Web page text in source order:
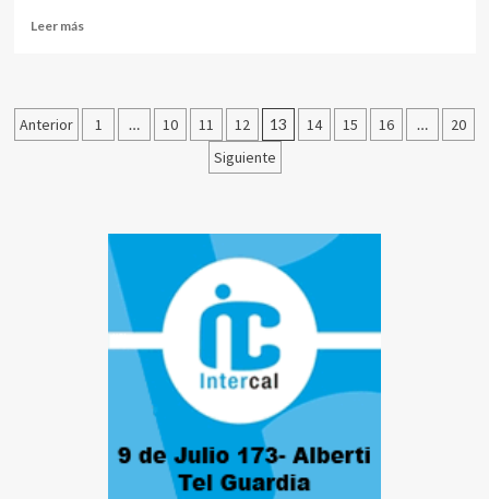
Leer más
Anterior 1 … 10 11 12 13 14 15 16 …
20
Siguiente